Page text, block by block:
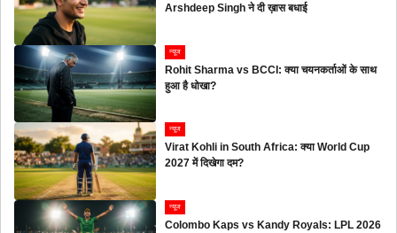
Arshdeep Singh ने दी ख़ास बधाई
न्यूज
Rohit Sharma vs BCCI: क्या चयनकर्ताओं के साथ
हुआ है धोखा?
न्यूज
Virat Kohli in South Africa: क्या World Cup
2027 में दिखेगा दम?
न्यूज
Colombo Kaps vs Kandy Royals: LPL 2026